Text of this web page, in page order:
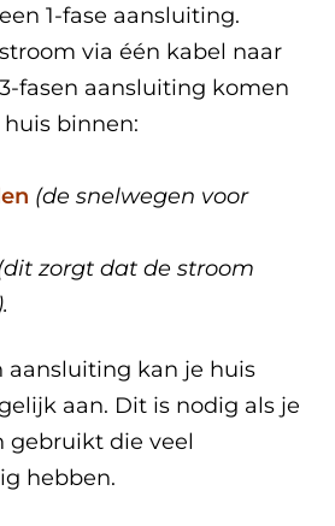
1-fase aansluiting.
via één kabel naar
fasen aansluiting komen
binnen:
(de snelwegen voor
zorgt dat de stroom
aansluiting kan je huis
aan. Dit is nodig als je
gebruikt die veel
hebben.